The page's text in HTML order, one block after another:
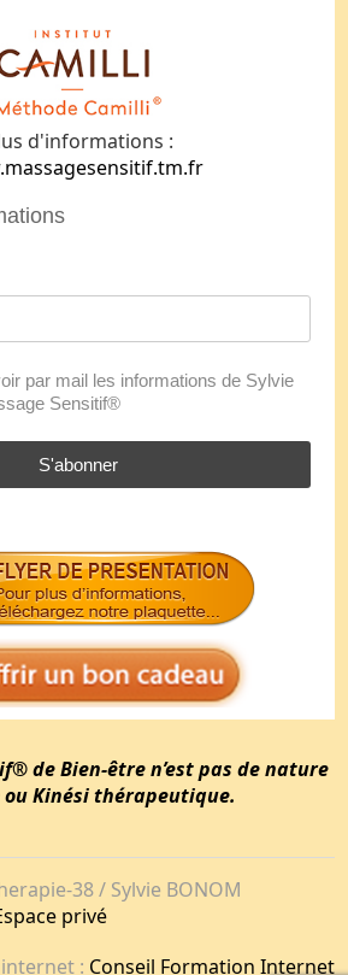
d'informations :
par mail les informations de Sylvie
Sensitif®
S'abonner
de Bien-être n’est pas de nature
Kinési thérapeutique.
38 / Sylvie BONOM
privé
: Conseil Formation Internet